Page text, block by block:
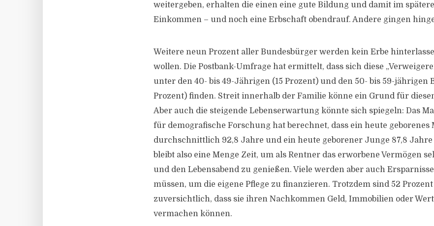
weitergeben, erhalten die einen eine gute Bildung und damit im
Einkommen – und noch eine Erbschaft obendrauf. Andere gingen
Weitere neun Prozent aller Bundesbürger werden kein Erbe
wollen. Die Postbank-Umfrage hat ermittelt, dass sich diese
unter den 40- bis 49-Jährigen (15 Prozent) und den 50- bis 59-jährigen
Prozent) finden. Streit innerhalb der Familie könne ein Grund für
Aber auch die steigende Lebenserwartung könnte sich spiegeln: Das
für demografische Forschung hat berechnet, dass ein heute geborenes
durchschnittlich 92,8 Jahre und ein heute geborener Junge 87,8
bleibt also eine Menge Zeit, um als Rentner das erworbene Vermögen
und den Lebensabend zu genießen. Viele werden aber auch
müssen, um die eigene Pflege zu finanzieren. Trotzdem sind 52
zuversichtlich, dass sie ihren Nachkommen Geld, Immobilien oder
vermachen können.